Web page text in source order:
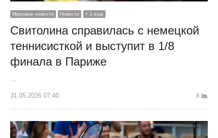
Мировые новости Новости + 1 еще
Свитолина справилась с немецкой
теннисисткой и выступит в 1/8
финала в Париже
31.05.2026 07:40 8